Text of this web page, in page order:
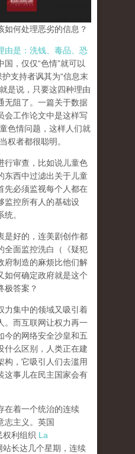
如何处理恶劣的信息？
由是：洗钱、毒品、恐
国，仅仅“色情”就可以
支持者讽其为“信息末
是说，只要这四种理由
无阻了。一篇关于数据
会工作论文中是这样写
色情问题，这样人们就
权者都很聪明。
行审查，比如说儿童色
东西中过滤出关于儿童
先必须监视每个人都在
监控所有人的基础设
。
是好的，连美剧创作都
全面监控洗白（《疑犯
府制造的麻烦比他们解
如何确定政府就是这个
极答案？
力集中的领域又吸引着
。而互联网让权力再一
今的网络安全沙皇和五
什么区别，人类正在建
构，它吸引人们去滥用
这事儿在民主国家会有
在着一个统治的连续
志主义。英国
权利组织 La
站长达几个星期，连续